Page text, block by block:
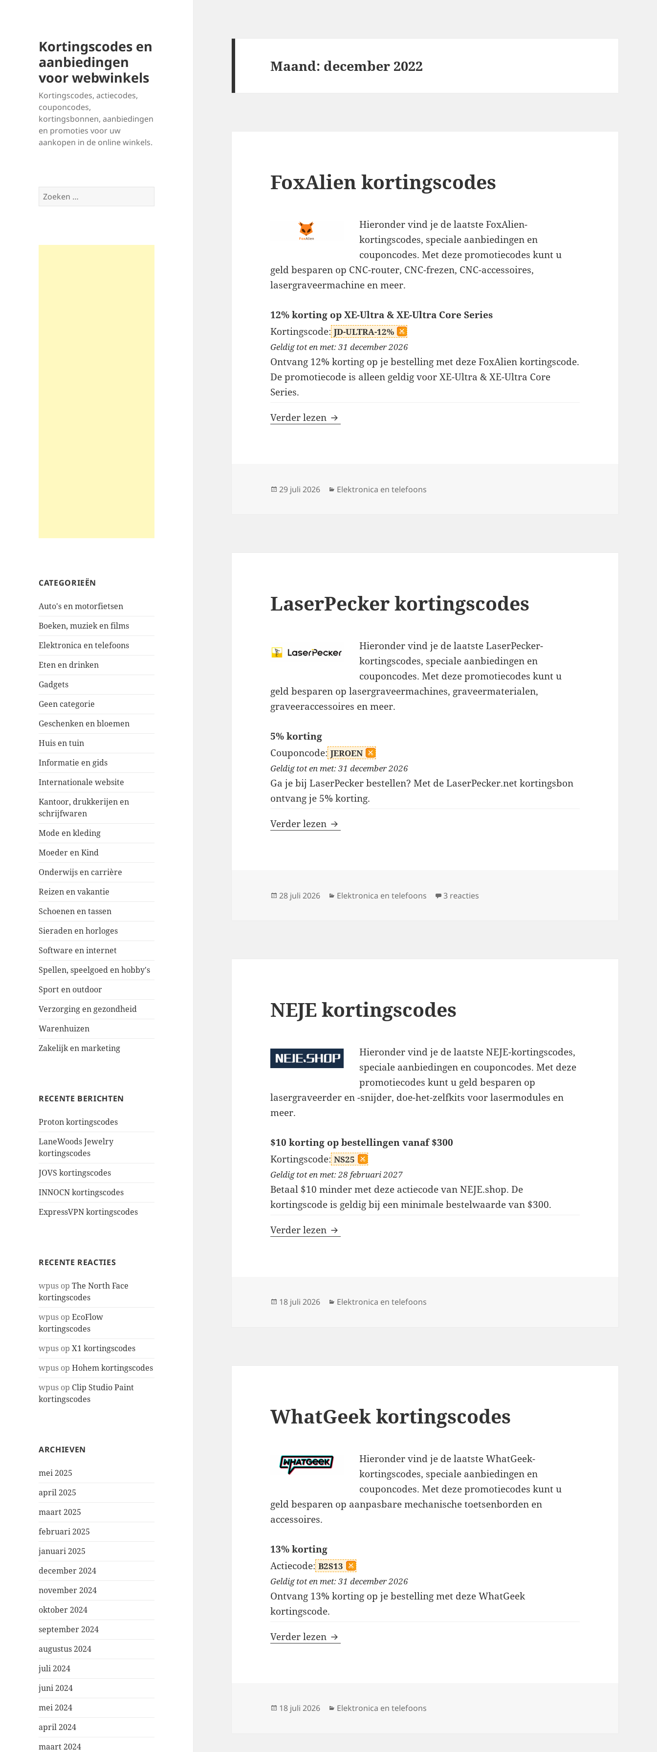
Kortingscodes en
aanbiedingen
voor webwinkels
Kortingscodes, actiecodes,
couponcodes,
kortingsbonnen, aanbiedingen
en promoties voor uw
aankopen in de online winkels.
Zoeken
naar:
CATEGORIEËN
Auto's en motorfietsen
Boeken, muziek en films
Elektronica en telefoons
Eten en drinken
Gadgets
Geen categorie
Geschenken en bloemen
Huis en tuin
Informatie en gids
Internationale website
Kantoor, drukkerijen en
schrijfwaren
Mode en kleding
Moeder en Kind
Onderwijs en carrière
Reizen en vakantie
Schoenen en tassen
Sieraden en horloges
Software en internet
Spellen, speelgoed en hobby's
Sport en outdoor
Verzorging en gezondheid
Warenhuizen
Zakelijk en marketing
RECENTE BERICHTEN
Proton kortingscodes
LaneWoods Jewelry
kortingscodes
JOVS kortingscodes
INNOCN kortingscodes
ExpressVPN kortingscodes
RECENTE REACTIES
wpus opThe North Face
kortingscodes
wpus opEcoFlow
kortingscodes
wpus opX1 kortingscodes
wpus opHohem kortingscodes
wpus op Clip Studio Paint
kortingscodes
ARCHIEVEN
mei 2025
april 2025
maart 2025
februari 2025
januari 2025
december 2024
november 2024
oktober 2024
september 2024
augustus 2024
juli 2024
juni 2024
mei 2024
april 2024
maart 2024
Maand: december 2022
FoxAlien kortingscodes
Hieronder vind je de laatste FoxAlien-
kortingscodes, speciale aanbiedingen en
couponcodes. Met deze promotiecodes kunt u
geld besparen op CNC-router, CNC-frezen, CNC-accessoires,
lasergraveermachine en meer.
12% korting op XE-Ultra & XE-Ultra Core Series
Kortingscode: JD-ULTRA-12%
Geldig tot en met: 31 december 2026
Ontvang 12% korting op je bestelling met deze FoxAlien kortingscode.
De promotiecode is alleen geldig voor XE-Ultra & XE-Ultra Core
Series.
Verder lezen FoxAlien kortingscodes
Geplaatst
29 juli 2026 Categorieën
Elektronica en telefoons
LaserPecker kortingscodes
Hieronder vind je de laatste LaserPecker-
kortingscodes, speciale aanbiedingen en
couponcodes. Met deze promotiecodes kunt u
geld besparen op lasergraveermachines, graveermaterialen,
graveeraccessoires en meer.
5% korting
Couponcode: JEROEN
Geldig tot en met: 31 december 2026
Ga je bij LaserPecker bestellen? Met de LaserPecker.net kortingsbon
ontvang je 5% korting.
Verder lezen LaserPecker kortingscodes
Geplaatst
28 juli 2026 Categorieën
Elektronica en telefoons 3 reacties
NEJE kortingscodes
Hieronder vind je de laatste NEJE-kortingscodes,
speciale aanbiedingen en couponcodes. Met deze
promotiecodes kunt u geld besparen op
lasergraveerder en -snijder, doe-het-zelfkits voor lasermodules en
meer.
$10 korting op bestellingen vanaf $300
Kortingscode: NS25
Geldig tot en met: 28 februari 2027
Betaal $10 minder met deze actiecode van NEJE.shop. De
kortingscode is geldig bij een minimale bestelwaarde van $300.
Verder lezen NEJE kortingscodes
Geplaatst
18 juli 2026 Categorieën
Elektronica en telefoons
WhatGeek kortingscodes
Hieronder vind je de laatste WhatGeek-
kortingscodes, speciale aanbiedingen en
couponcodes. Met deze promotiecodes kunt u
geld besparen op aanpasbare mechanische toetsenborden en
accessoires.
13% korting
Actiecode: B2S13
Geldig tot en met: 31 december 2026
Ontvang 13% korting op je bestelling met deze WhatGeek
kortingscode.
Verder lezen WhatGeek kortingscodes
Geplaatst
18 juli 2026 Categorieën
Elektronica en telefoons